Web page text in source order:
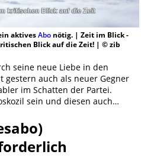
aktivesAbonötig. | Zeit im Blick -
Blick auf die Zeit! | © zib
seine neue Liebe in den
gestern auch als neuer Gegner
im Schatten der Partei.
sein und diesen auch…